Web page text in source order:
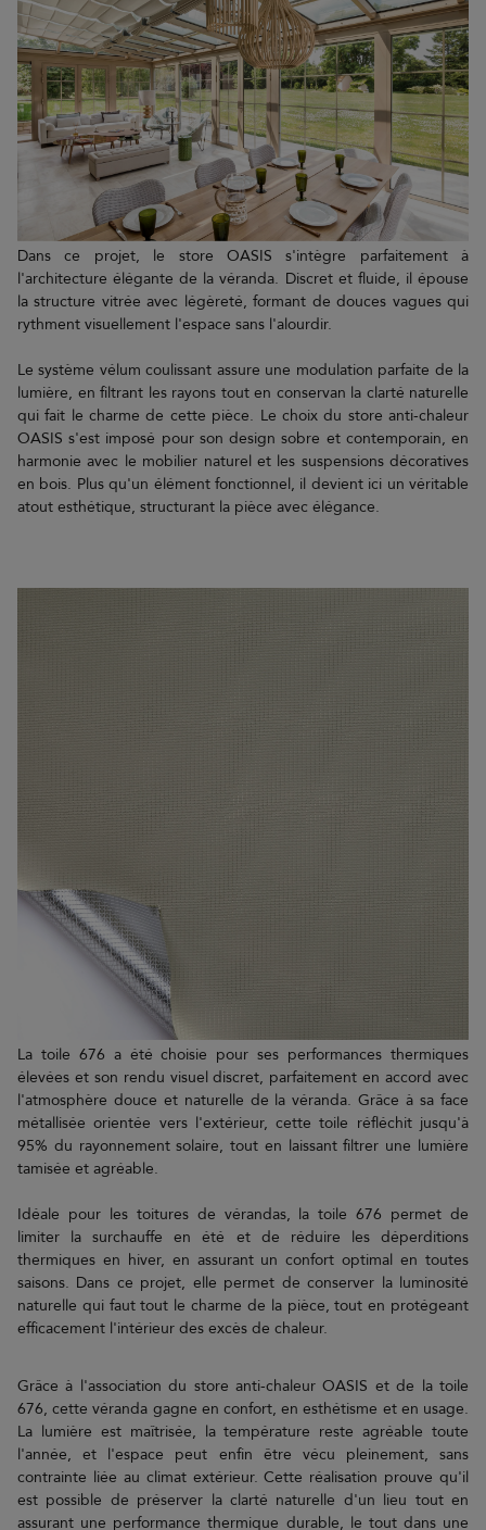
Dans ce projet, le store OASIS s'intègre parfaitement à
l'architecture élégante de la véranda. Discret et fluide, il épouse
la structure vitrée avec légèreté, formant de douces vagues qui
rythment visuellement l'espace sans l'alourdir.
Le système vélum coulissant assure une modulation parfaite de la
lumière, en filtrant les rayons tout en conservan la clarté naturelle
qui fait le charme de cette pièce. Le choix du store anti-chaleur
OASIS s'est imposé pour son design sobre et contemporain, en
harmonie avec le mobilier naturel et les suspensions décoratives
en bois. Plus qu'un élément fonctionnel, il devient ici un véritable
atout esthétique, structurant la pièce avec élégance.
La toile 676 a été choisie pour ses performances thermiques
élevées et son rendu visuel discret, parfaitement en accord avec
l'atmosphère douce et naturelle de la véranda. Grâce à sa face
métallisée orientée vers l'extérieur, cette toile réfléchit jusqu'à
95% du rayonnement solaire, tout en laissant filtrer une lumière
tamisée et agréable.
Idéale pour les toitures de vérandas, la toile 676 permet de
limiter la surchauffe en été et de réduire les déperditions
thermiques en hiver, en assurant un confort optimal en toutes
saisons. Dans ce projet, elle permet de conserver la luminosité
naturelle qui faut tout le charme de la pièce, tout en protégeant
efficacement l'intérieur des excès de chaleur.
Grâce à l'association du store anti-chaleur OASIS et de la toile
676, cette véranda gagne en confort, en esthétisme et en usage.
La lumière est maîtrisée, la température reste agréable toute
l'année, et l'espace peut enfin être vécu pleinement, sans
contrainte liée au climat extérieur. Cette réalisation prouve qu'il
est possible de préserver la clarté naturelle d'un lieu tout en
assurant une performance thermique durable, le tout dans une